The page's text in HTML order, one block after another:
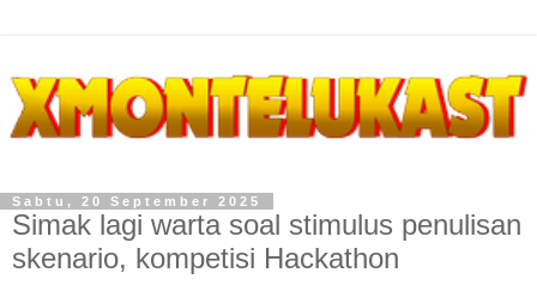
Sabtu, 20 September 2025
Simak lagi warta soal stimulus penulisan
skenario, kompetisi Hackathon